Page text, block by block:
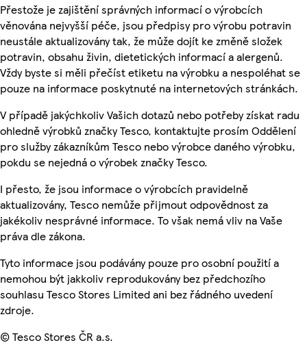
Přestože je zajištění správných informací o výrobcích
věnována nejvyšší péče, jsou předpisy pro výrobu potravin
neustále aktualizovány tak, že může dojít ke změně složek
potravin, obsahu živin, dietetických informací a alergenů.
Vždy byste si měli přečíst etiketu na výrobku a nespoléhat se
pouze na informace poskytnuté na internetových stránkách.
V případě jakýchkoliv Vašich dotazů nebo potřeby získat radu
ohledně výrobků značky Tesco, kontaktujte prosím Oddělení
pro služby zákazníkům Tesco nebo výrobce daného výrobku,
pokdu se nejedná o výrobek značky Tesco.
I přesto, že jsou informace o výrobcích pravidelně
aktualizovány, Tesco nemůže přijmout odpovědnost za
jakékoliv nesprávné informace. To však nemá vliv na Vaše
práva dle zákona.
Tyto informace jsou podávány pouze pro osobní použití a
nemohou být jakkoliv reprodukovány bez předchozího
souhlasu Tesco Stores Limited ani bez řádného uvedení
zdroje.
© Tesco Stores ČR a.s.